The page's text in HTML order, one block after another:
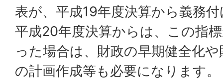
表が、平成19年度決算から義務
平成20年度決算からは、この指
った場合は、財政の早期健全化
の計画作成等も必要になります。